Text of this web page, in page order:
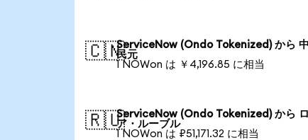
🇨🇳ServiceNow (Ondo Tokenized) から
民元
1 NOWon は ￥4,196.85 に相当
🇷🇺ServiceNow (Ondo Tokenized) から
ア・ルーブル
1 NOWon は ₽51,171.32 に相当